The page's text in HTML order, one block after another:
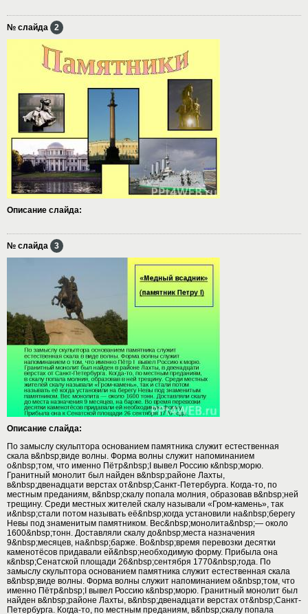
№ слайда 2
Описание слайда:
№ слайда 3
Описание слайда:
По замыслу скульптора основанием памятника служит естественная
скала в&nbsp;виде волны. Форма волны служит напоминанием
о&nbsp;том, что именно Пётр&nbsp;I вывел Россию к&nbsp;морю.
Гранитный монолит был найден в&nbsp;районе Лахты,
в&nbsp;двенадцати верстах от&nbsp;Санкт-Петербурга. Когда-то, по
местным преданиям, в&nbsp;скалу попала молния, образовав в&nbsp;ней
трещину. Среди местных жителей скалу называли «Гром-камень», так
и&nbsp;стали потом называть её&nbsp;когда установили на&nbsp;берегу
Невы под знаменитым памятником. Вес&nbsp;монолита&nbsp;— около
1600&nbsp;тонн. Доставляли скалу до&nbsp;места назначения
9&nbsp;месяцев, на&nbsp;барже. Во&nbsp;время перевозки десятки
каменотёсов придавали ей&nbsp;необходимую форму. Прибыла она
к&nbsp;Сенатской площади 26&nbsp;сентября 1770&nbsp;года. По
замыслу скульптора основанием памятника служит естественная скала
в&nbsp;виде волны. Форма волны служит напоминанием о&nbsp;том, что
именно Пётр&nbsp;I вывел Россию к&nbsp;морю. Гранитный монолит был
найден в&nbsp;районе Лахты, в&nbsp;двенадцати верстах от&nbsp;Санкт-
Петербурга. Когда-то, по местным преданиям, в&nbsp;скалу попала